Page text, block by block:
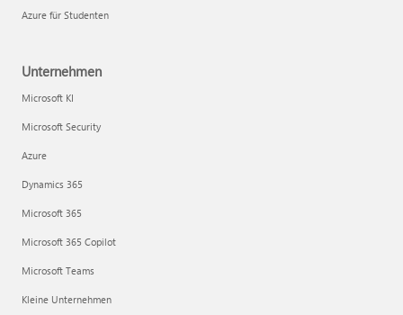
Azure für Studenten
Unternehmen
Microsoft KI
Microsoft Security
Azure
Dynamics 365
Microsoft 365
Microsoft 365 Copilot
Microsoft Teams
Kleine Unternehmen